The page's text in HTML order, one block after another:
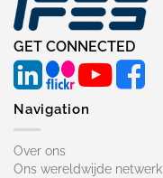
GET CONNECTED
Navigation
Over ons
Ons wereldwijde netwerk